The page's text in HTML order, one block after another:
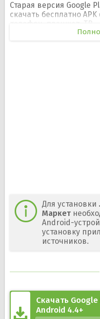
Старая версия Google
скачать бесплатно
телефон, планшет, ТВ.
Для установки
Маркет
Android-
установку
источников.
Скачать Google
Android 4.4+